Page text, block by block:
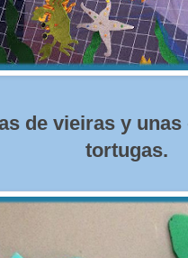
de vieiras y
tortugas.